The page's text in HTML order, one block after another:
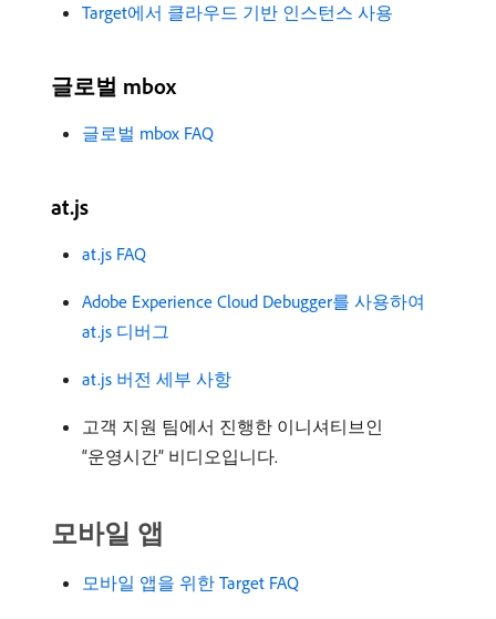
Target에서 클라우드 기반 인스턴스 사용
글로벌 mbox
글로벌 mbox FAQ
at.js
at.js FAQ
Adobe Experience Cloud Debugger를 사용하여
at.js 디버그
at.js 버전 세부 사항
고객 지원 팀에서 진행한 이니셔티브인
“운영시간” 비디오입니다.
모바일 앱
모바일 앱을 위한 Target FAQ